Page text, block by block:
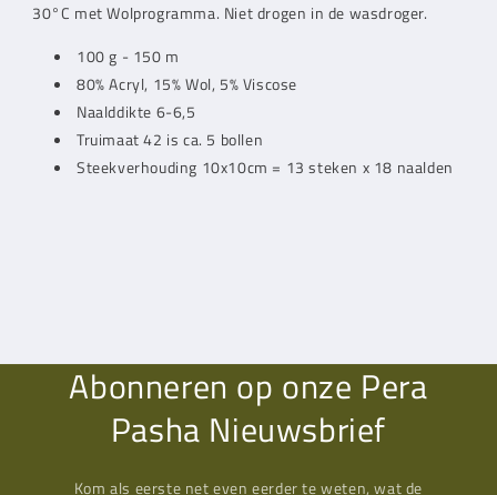
30°C met Wolprogramma. Niet drogen in de wasdroger.
100 g - 150 m
80% Acryl, 15% Wol, 5% Viscose
Naalddikte 6-6,5
Truimaat 42 is ca. 5 bollen
Steekverhouding 10x10cm = 13 steken x 18 naalden
Abonneren op onze Pera
Pasha Nieuwsbrief
Kom als eerste net even eerder te weten, wat de